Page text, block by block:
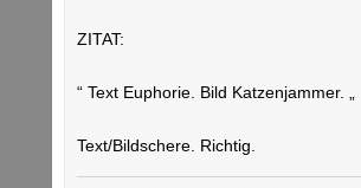
ZITAT:
“ Text Euphorie. Bild Katzenjammer. „
Text/Bildschere. Richtig.